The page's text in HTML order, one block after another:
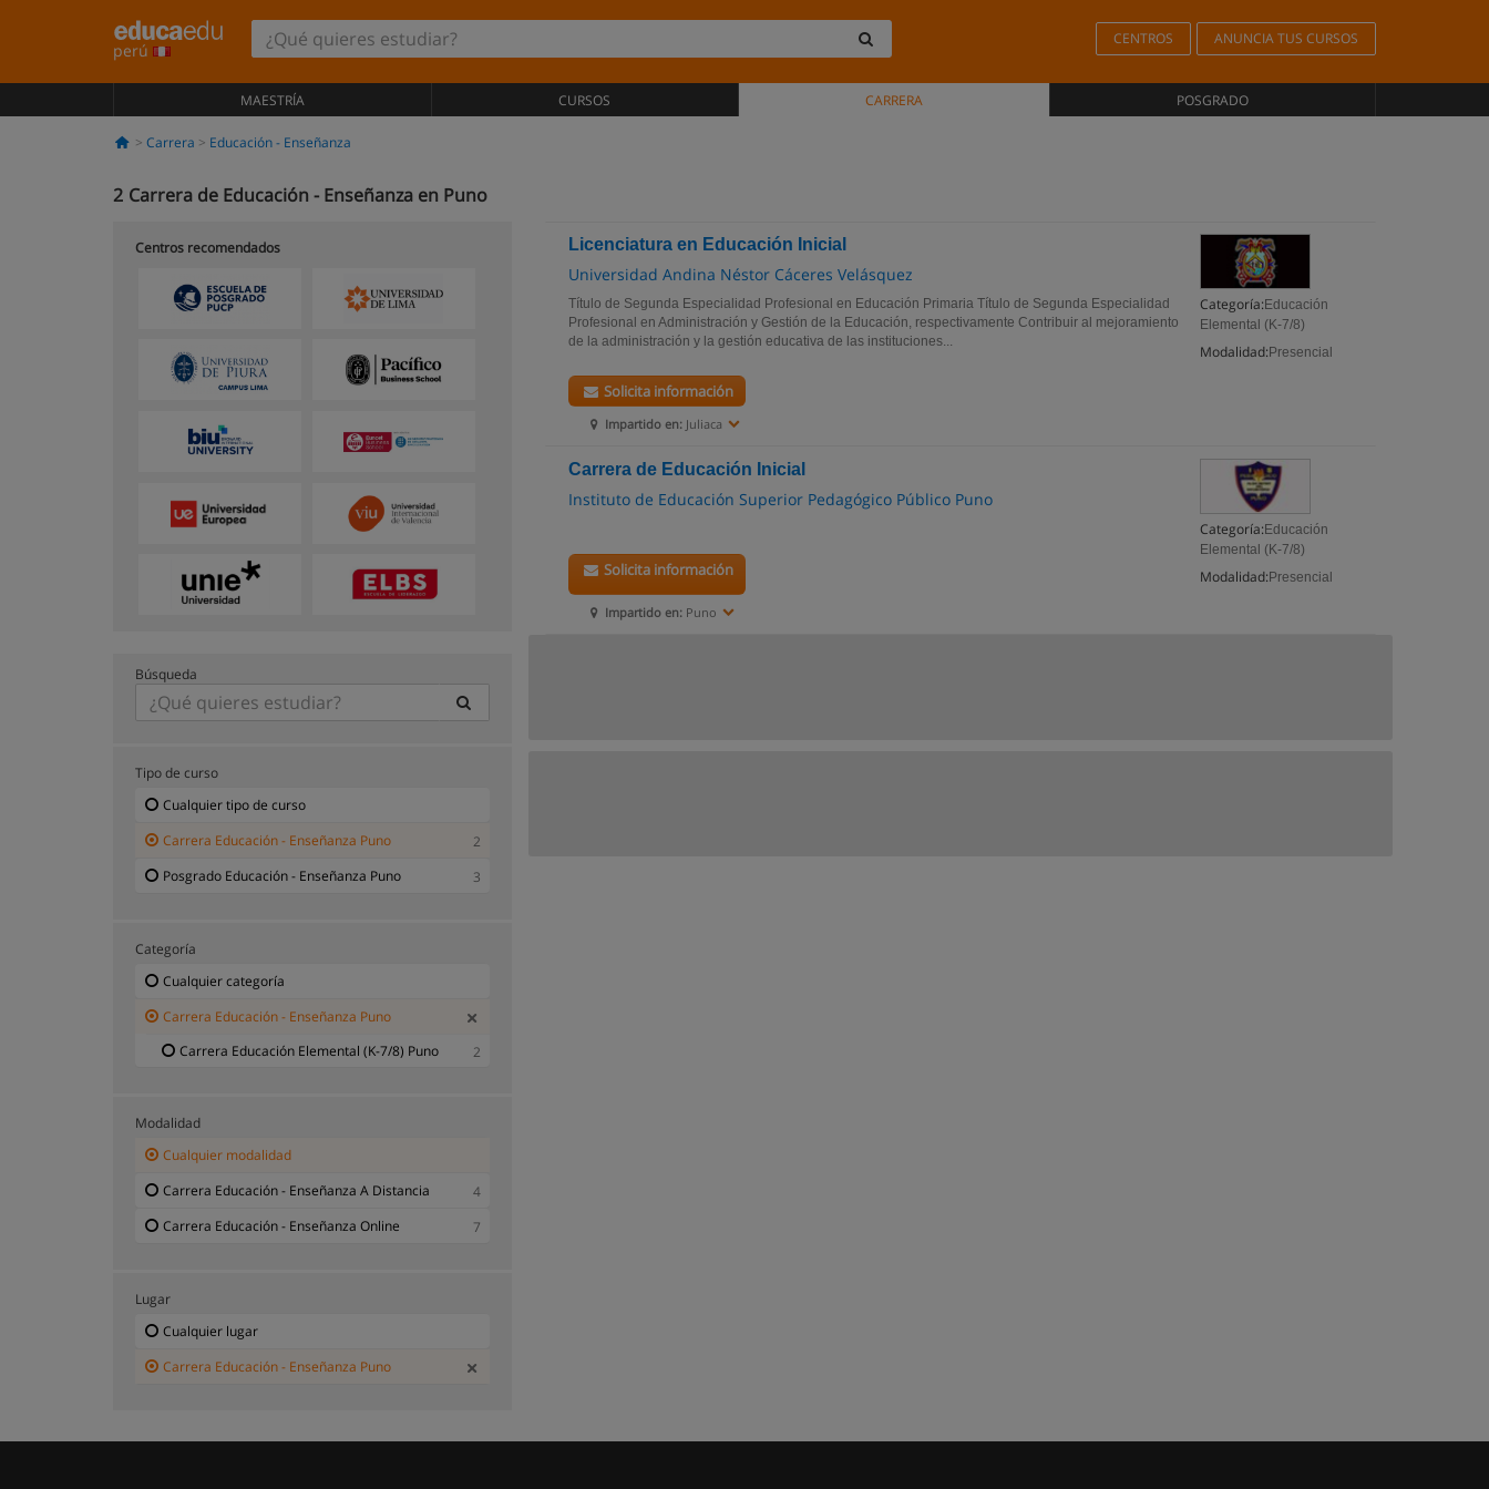
perú
CENTROS ANUNCIA TUS CURSOS
MAESTRÍA CURSOS CARRERA POSGRADO
Carrera Educación - Enseñanza
2 Carrera de Educación - Enseñanza en Puno
Licenciatura en Educación Inicial
Universidad Andina Néstor Cáceres Velásquez
Categoría: Educación
Elemental (K-7/8)
Modalidad: Presencial
Título de Segunda Especialidad Profesional en Educación Primaria Título de Segunda Especialidad
Profesional en Administración y Gestión de la Educación, respectivamente Contribuir al mejoramiento
de la administración y la gestión educativa de las instituciones...
Impartido en: Juliaca
Solicita información
Carrera de Educación Inicial
Instituto de Educación Superior Pedagógico Público Puno
Categoría: Educación
Elemental (K-7/8)
Modalidad: Presencial
Impartido en: Puno
Solicita información
Centros recomendados
Búsqueda
Tipo de curso
Cualquier tipo de curso
Carrera Educación - Enseñanza Puno
2
Posgrado Educación - Enseñanza Puno
3
Categoría
Cualquier categoría
Carrera Educación - Enseñanza Puno
Carrera Educación Elemental (K-7/8) Puno
2
Modalidad
Cualquier modalidad
Carrera Educación - Enseñanza A Distancia
4
Carrera Educación - Enseñanza Online
7
Lugar
Cualquier lugar
Carrera Educación - Enseñanza Puno